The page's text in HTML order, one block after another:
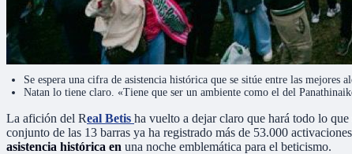
Se espera una cifra de asistencia histórica que se sitúe entre las mejores
Natan lo tiene claro. «Tiene que ser un ambiente como el del
La afición del Real Betis ha vuelto a dejar claro que hará todo lo
conjunto de las 13 barras ya ha registrado más de 53.000
asistencia histórica en una noche emblemática para el beticismo.